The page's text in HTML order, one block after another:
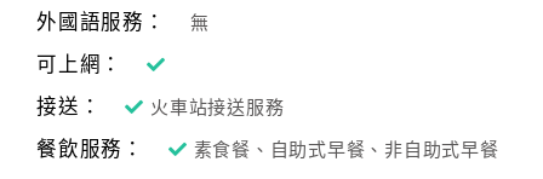
外國語服務： 無
可上網：
接送：
火車站接送服務
餐飲服務： 素食餐、自助式早餐、非自助式早餐